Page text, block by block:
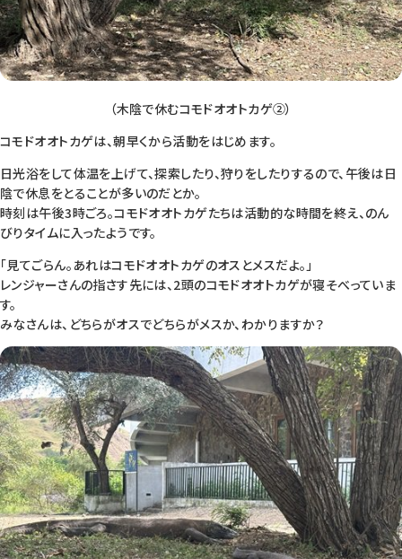
（木陰で休むコモドオオトカゲ②）
コモドオオトカゲは、朝早くから活動をはじめます。
日光浴をして体温を上げて、探索したり、狩りをしたりするので、午後は日
陰で休息をとることが多いのだとか。
時刻は午後3時ごろ。コモドオオトカゲたちは活動的な時間を終え、のん
びりタイムに入ったようです。
「見てごらん。あれはコモドオオトカゲのオスとメスだよ。」
レンジャーさんの指さす先には、2頭のコモドオオトカゲが寝そべっていま
す。
みなさんは、どちらがオスでどちらがメスか、わかりますか？